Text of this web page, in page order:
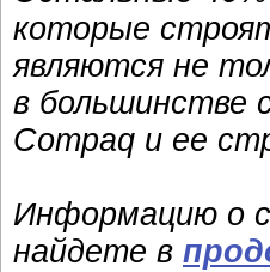
которые
являются не
в большинстве
Compaq и ее
Информацию о
найдете в